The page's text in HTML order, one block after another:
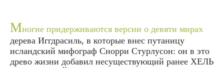
Многие придерживаются версии о девяти мирах
дерева Иггдрасиль, в которые внес путаницу
исландский мифограф Снорри Стурлусон: он в это
древо жизни добавил несуществующий ранее ХЕЛЬ